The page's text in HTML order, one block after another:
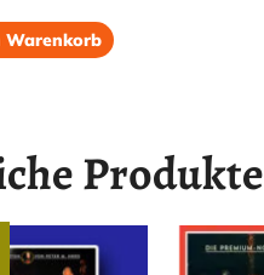
Warenkorb
Produkte